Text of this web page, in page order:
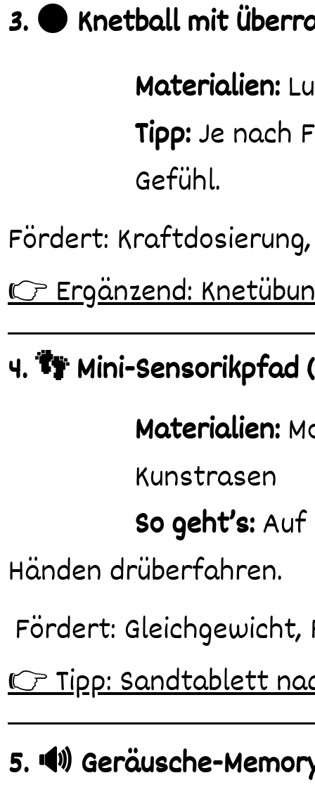
3. 🟠 Knetball mit
Materialien:
Tipp:Je nach
Gefühl.
Fördert:
👉 Ergänzend:
4. 👣 Mini-Sensorikpfad
Materialien:
Kunstrasen
So geht’s:
Händen drüberfahren.
Fördert:
👉 Tipp: Sandtablett
5. 🔊 Geräusche-